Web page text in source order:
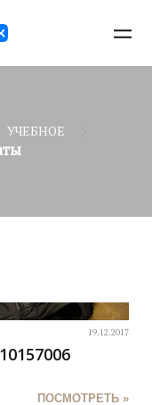
УЧЕБНОЕ
19.12.2017
ПОСМОТРЕТЬ »